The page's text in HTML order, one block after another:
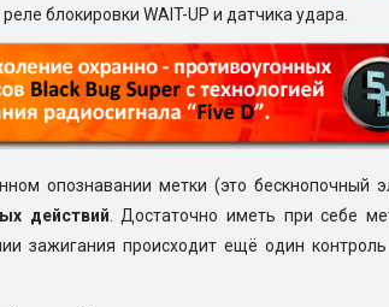
блокировки WAIT-UP и датчика удара.
опознавании метки (это
действий . Достаточно иметь при себе
зажигания происходит ещё один